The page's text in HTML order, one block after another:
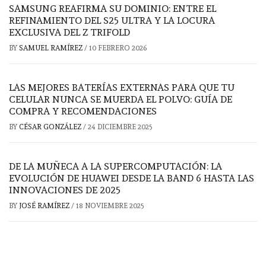
SAMSUNG REAFIRMA SU DOMINIO: ENTRE EL
REFINAMIENTO DEL S25 ULTRA Y LA LOCURA
EXCLUSIVA DEL Z TRIFOLD
BY SAMUEL RAMÍREZ / 10 FEBRERO 2026
LAS MEJORES BATERÍAS EXTERNAS PARA QUE TU
CELULAR NUNCA SE MUERDA EL POLVO: GUÍA DE
COMPRA Y RECOMENDACIONES
BY CÉSAR GONZÁLEZ / 24 DICIEMBRE 2025
DE LA MUÑECA A LA SUPERCOMPUTACIÓN: LA
EVOLUCIÓN DE HUAWEI DESDE LA BAND 6 HASTA LAS
INNOVACIONES DE 2025
BY JOSÉ RAMÍREZ / 18 NOVIEMBRE 2025